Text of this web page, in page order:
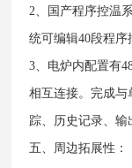
2、国产程序控温
统可编辑40段程序
3、电炉内配置有
相互连接。完成与
踪、历史记录、输
五、周边拓展性：